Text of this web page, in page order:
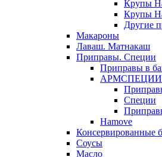
Крупы
Крупы
Другие
Макароны
Лаваш. Матнакаш
Приправы. Специи
Приправы в
АРМСПЕЦИИ
Специи
Hamove
Консервированные
Соусы
Масло